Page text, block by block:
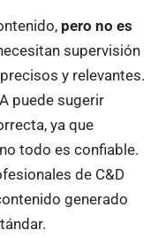
pero no es
supervisión
y relevantes.
puede sugerir
ya que
todo es confiable.
de C&D
generado